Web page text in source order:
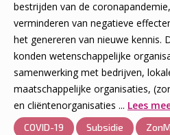
bestrijden van de
verminderen van negatieve
het genereren van nieuwe kennis.
konden wetenschappelijke
samenwerking met bedrijven,
maatschappelijke organisaties,
en cliëntenorganisaties ... Lees
COVID-19 Subsidie